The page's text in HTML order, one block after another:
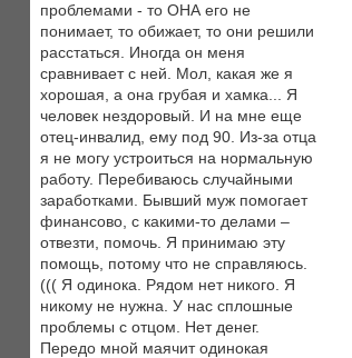
проблемами - то ОНА его не
понимает, то обижает, то они решили
расстаться. Иногда он меня
сравнивает с ней. Мол, какая же я
хорошая, а она грубая и хамка... Я
человек нездоровый. И на мне еще
отец-инвалид, ему под 90. Из-за отца
я не могу устроиться на нормальную
работу. Перебиваюсь случайными
заработками. Бывший муж помогает
финансово, с какими-то делами –
отвезти, помочь. Я принимаю эту
помощь, потому что не справляюсь.
((( Я одинока. Рядом нет никого. Я
никому не нужна. У нас сплошные
проблемы с отцом. Нет денег.
Передо мной маячит одинокая